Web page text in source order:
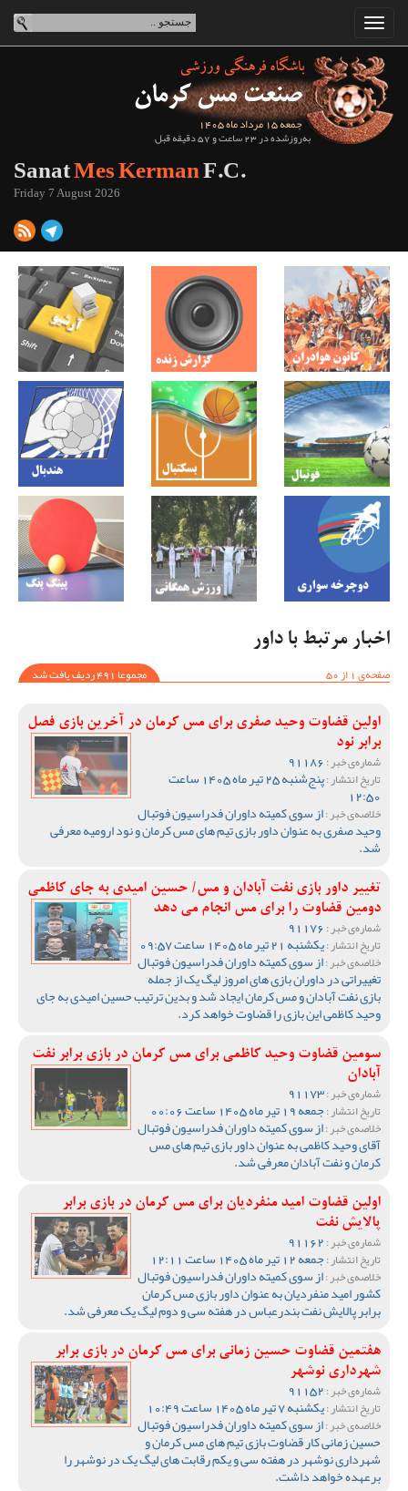
جمعه 15 مرداد ماه 1405
به‌روزشده در 23 ساعت و 57 دقیقه قبل
SanatMes KermanF.C.
Friday 7 August 2026
اخبار مرتبط با داور
صفحه‌ی 1 از 50
مجموعا 491 ردیف یافت شد
اولین قضاوت وحید صفری برای مس کرمان در آخرین بازی فصل
برابر نود
شماره‌ی خبر :
تاریخ انتشار : پنج‌شنبه 25 تیر ماه 1405 ساعت
12:50
خلاصه‌ی خبر :از سوی کمیته داوران فدراسیون فوتبال
وحید صفری به عنوان داور بازی تیم های مس کرمان و نود ارومیه معرفی
شد.
تغییر داور بازی نفت آبادان و مس/ حسین امیدی به جای کاظمی
دومین قضاوت را برای مس انجام می دهد
شماره‌ی خبر :
تاریخ انتشار :یکشنبه 21 تیر ماه 1405 ساعت 09:57
خلاصه‌ی خبر :از سوی کمیته داوران فدراسیون فوتبال
تغییراتی در داوران بازی های امروز لیگ یک از جمله
بازی نفت آبادان و مس کرمان ایجاد شد و بدین ترتیب حسین امیدی به جای
وحید کاظمی این بازی را قضاوت خواهد کرد.
سومین قضاوت وحید کاظمی برای مس کرمان در بازی برابر نفت
آبادان
شماره‌ی خبر :
تاریخ انتشار :جمعه 19 تیر ماه 1405 ساعت 00:06
خلاصه‌ی خبر :از سوی کمیته داوران فدراسیون فوتبال
آقای وحید کاظمی به عنوان داور بازی تیم های مس
کرمان و نفت آبادان معرفی شد.
اولین قضاوت امید منفردیان برای مس کرمان در بازی برابر
پالایش نفت
شماره‌ی خبر :
تاریخ انتشار :جمعه 12 تیر ماه 1405 ساعت 12:11
خلاصه‌ی خبر :از سوی کمیته داوران فدراسیون فوتبال
کشور امید منفردیان به عنوان داور بازی مس کرمان
برابر پالایش نفت بندرعباس در هفته سی و دوم لیگ یک معرفی شد.
هفتمین قضاوت حسین زمانی برای مس کرمان در بازی برابر
شهرداری نوشهر
شماره‌ی خبر :
تاریخ انتشار :یکشنبه 7 تیر ماه 1405 ساعت 10:49
خلاصه‌ی خبر :از سوی کمیته داوران فدراسیون فوتبال
حسین زمانی کار قضاوت بازی تیم های مس کرمان و
شهرداری نوشهر در هفته سی و یکم رقابت های لیگ یک در نوشهر را
برعهده خواهد داشت.